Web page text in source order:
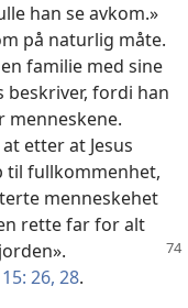
han se avkom.»
på naturlig måte.
familie med sine
beskriver, fordi han
menneskene.
etter at Jesus
til fullkommenhet,
menneskehet
rette far for alt
26, 28.